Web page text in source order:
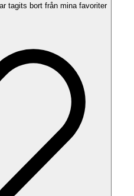
tagits bort från mina favoriter